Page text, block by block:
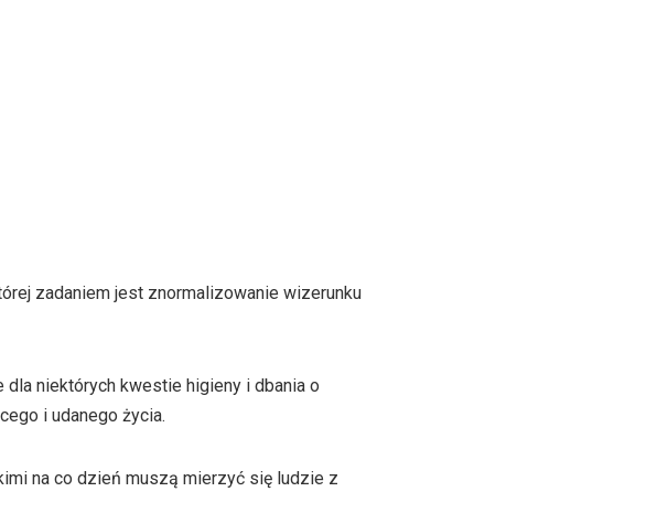
zadaniem jest znormalizowanie wizerunku
niektórych kwestie higieny i dbania o
i udanego życia.
na co dzień muszą mierzyć się ludzie z